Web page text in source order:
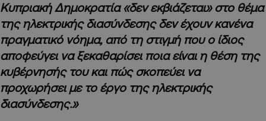
Κυπριακή Δημοκρατία «δεν εκβιάζεται» στο θέμα
της ηλεκτρικής διασύνδεσης δεν έχουν κανένα
πραγματικό νόημα, από τη στιγμή που ο ίδιος
αποφεύγει να ξεκαθαρίσει ποια είναι η θέση της
κυβέρνησής του και πώς σκοπεύει να
προχωρήσει με το έργο της ηλεκτρικής
διασύνδεσης.»